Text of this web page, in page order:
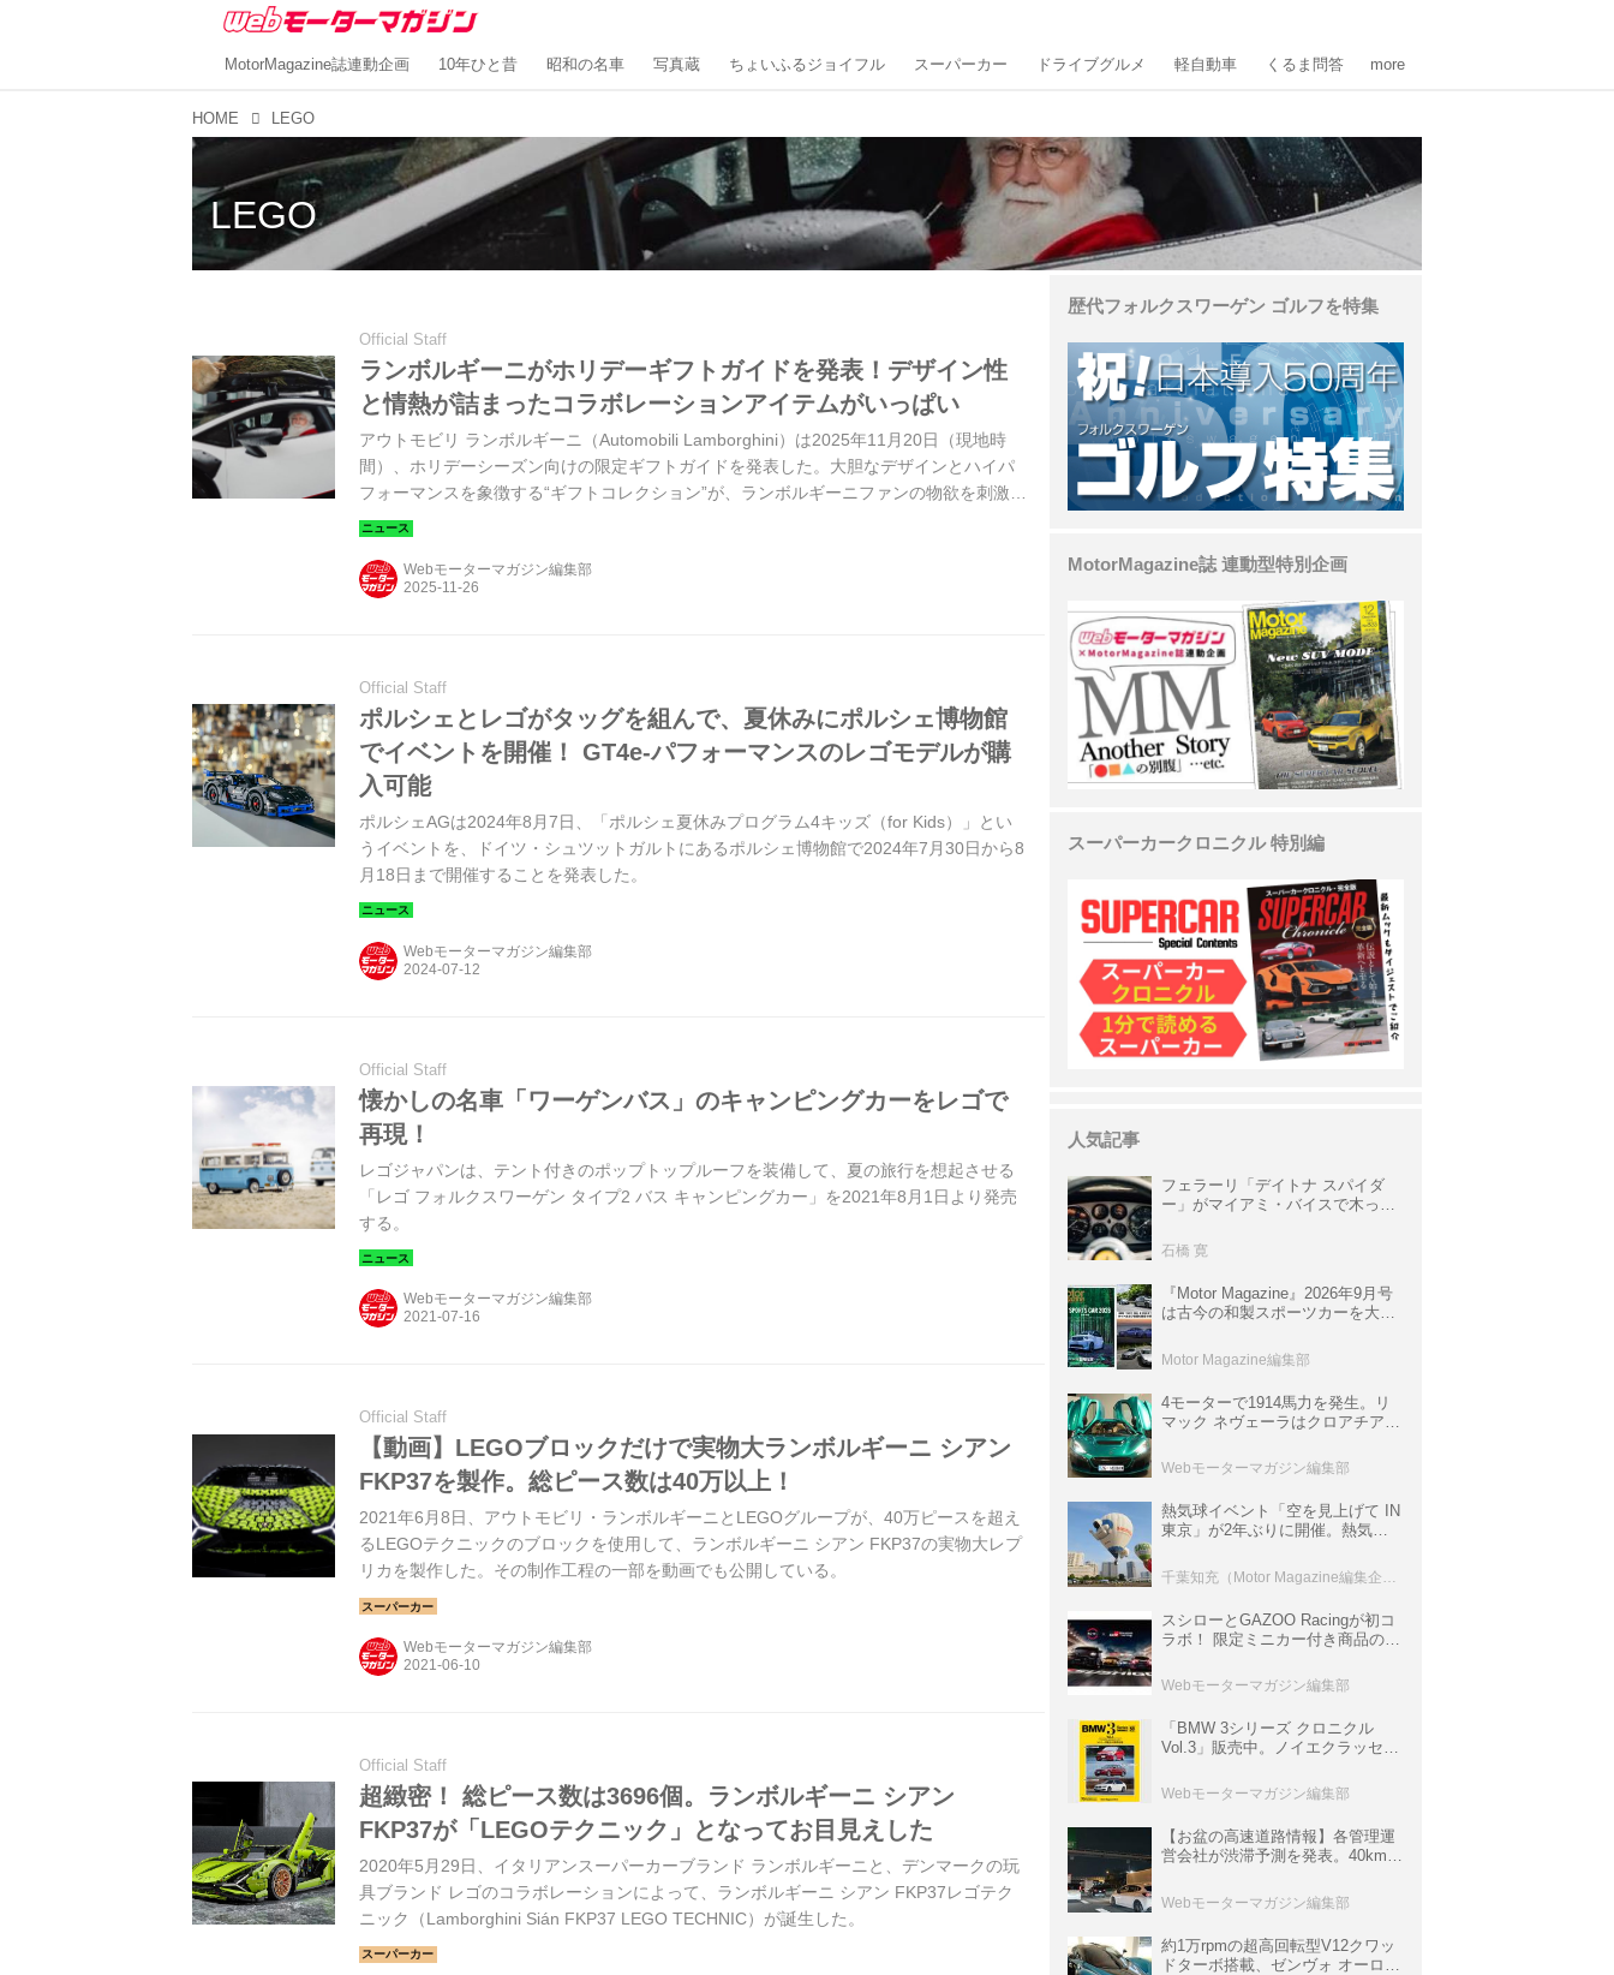
MotorMagazine誌連動企画 10年ひと昔 昭和の名車 写真蔵 ちょいふるジョイフル スーパーカー ドライブグルメ 軽自動車 くるま問答 more
HOME LEGO
LEGO
Official Staff
ランボルギーニがホリデーギフトガイドを発表！デザイン性
と情熱が詰まったコラボレーションアイテムがいっぱい
アウトモビリ ランボルギーニ（Automobili Lamborghini）は2025年11月20日（現地時
間）、ホリデーシーズン向けの限定ギフトガイドを発表した。大胆なデザインとハイパ
フォーマンスを象徴する“ギフトコレクション”が、ランボルギーニファンの物欲を刺激す
る。
Webモーターマガジン編集部
Official Staff
ポルシェとレゴがタッグを組んで、夏休みにポルシェ博物館
でイベントを開催！ GT4e-パフォーマンスのレゴモデルが購
入可能
ポルシェAGは2024年8月7日、「ポルシェ夏休みプログラム4キッズ（for Kids）」とい
うイベントを、ドイツ・シュツットガルトにあるポルシェ博物館で2024年7月30日から8
月18日まで開催することを発表した。
Webモーターマガジン編集部
Official Staff
懐かしの名車「ワーゲンバス」のキャンピングカーをレゴで
再現！
レゴジャパンは、テント付きのポップトップルーフを装備して、夏の旅行を想起させる
「レゴ フォルクスワーゲン タイプ2 バス キャンピングカー」を2021年8月1日より発売
する。
Webモーターマガジン編集部
Official Staff
【動画】LEGOブロックだけで実物大ランボルギーニ シアン
FKP37を製作。総ピース数は40万以上！
2021年6月8日、アウトモビリ・ランボルギーニとLEGOグループが、40万ピースを超え
るLEGOテクニックのブロックを使用して、ランボルギーニ シアン FKP37の実物大レプ
リカを製作した。その制作工程の一部を動画でも公開している。
Webモーターマガジン編集部
Official Staff
超緻密！ 総ピース数は3696個。ランボルギーニ シアン
FKP37が「LEGOテクニック」となってお目見えした
2020年5月29日、イタリアンスーパーカーブランド ランボルギーニと、デンマークの玩
具ブランド レゴのコラボレーションによって、ランボルギーニ シアン FKP37レゴテク
ニック（Lamborghini Sián FKP37 LEGO TECHNIC）が誕生した。
歴代フォルクスワーゲン ゴルフを特集
MotorMagazine誌 連動型特別企画
スーパーカークロニクル 特別編
人気記事
フェラーリ「デイトナ スパイダ
ー」がマイアミ・バイスで木っ端
サ」に化けた理由
石橋 寛
『Motor Magazine』2026年9月号
は古今の和製スポーツカーを大特
情報も満載
Motor Magazine編集部
4モーターで1914馬力を発生。リ
マック ネヴェーラはクロアチア発
ロニクル・完全版／115】
Webモーターマガジン編集部
熱気球イベント「空を見上げて IN
東京」が2年ぶりに開催。熱気球
室などのコンテンツも
スシローとGAZOO Racingが初コ
ラボ！ 限定ミニカー付き商品の
ト体験があたる抽選企画などを展
開
Webモーターマガジン編集部
「BMW 3シリーズ クロニクル
Vol.3」販売中。ノイエクラッセか
ムック
Webモーターマガジン編集部
【お盆の高速道路情報】各管理運
営会社が渋滞予測を発表。40km以
数ある
Webモーターマガジン編集部
約1万rpmの超高回転型V12クワッ
ドターボ搭載、ゼンヴォ オーロラ